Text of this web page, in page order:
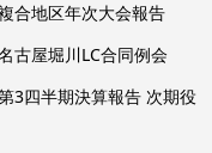
合地区年次大会報告
古屋堀川LC合同例会
3四半期決算報告 次期役